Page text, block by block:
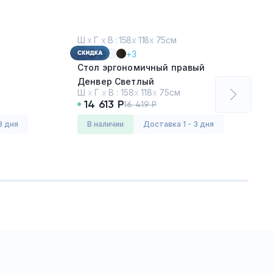
дня
Ш х Г х В : 158х 118х 75см
+3
Стол эргономичный правый
Денвер Светлый
Ш х Г х В : 158х 118х 75см
Серия:Оникс (ONIX)
14 613 Р16 419 Р
в наличии Доставка 1 - 3 дня